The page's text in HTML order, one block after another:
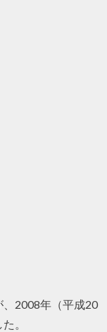
2008年（平成20
。